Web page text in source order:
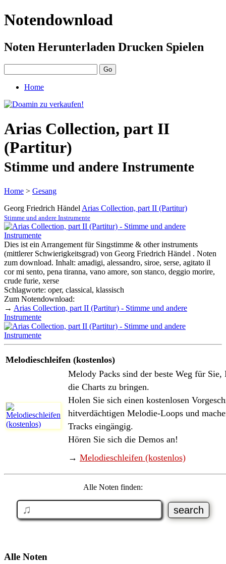
Notendownload
Noten Herunterladen Drucken Spielen
Home
Arias Collection, part II
(Partitur)
Stimme und andere Instrumente
Home > Gesang
Georg Friedrich Händel Arias Collection, part II (Partitur)
Stimme und andere Instrumente
Dies ist ein Arrangement für Singstimme & other instruments
(mittlerer Schwierigkeitsgrad) von Georg Friedrich Händel . Noten
zum download. Inhalt: amadigi, alessandro, siroe, serse, agitato il
cor mi sento, pena tiranna, vano amore, son stanco, deggio morire,
crude furie, xerse
Schlagworte: oper, classical, klassisch
Zum Notendownload:
→ Arias Collection, part II (Partitur) - Stimme und andere
Instrumente
Melodieschleifen (kostenlos)
Melody Packs sind der beste Weg für Sie,
die Charts zu bringen.
Holen Sie sich einen kostenlosen
hitverdächtigen Melodie-Loops und
Tracks eingängig.
Hören Sie sich die Demos an!
→ Melodieschleifen (kostenlos)
Alle Noten finden:
Alle Noten